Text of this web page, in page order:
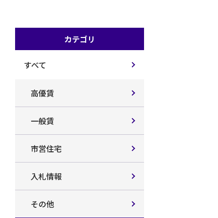
カテゴリ
すべて
高優賃
一般賃
市営住宅
入札情報
その他